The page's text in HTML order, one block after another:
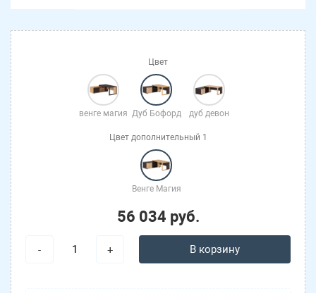
Цвет
венге магия Дуб Бофорд дуб девон
Цвет дополнительный 1
Венге Магия
56 034 руб.
- + В корзину